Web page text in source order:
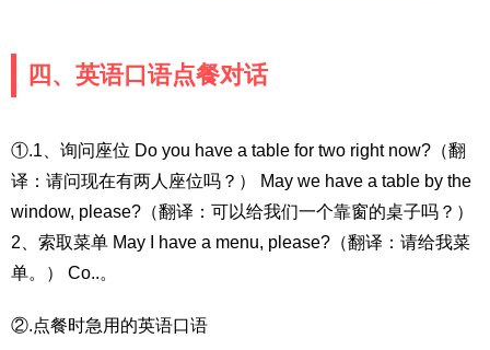
四、英语口语点餐对话
①.1、询问座位 Do you have a table for two right now?（翻
译：请问现在有两人座位吗？） May we have a table by the
window, please?（翻译：可以给我们一个靠窗的桌子吗？）
2、索取菜单 May I have a menu, please?（翻译：请给我菜
单。） Co..。
②.点餐时急用的英语口语